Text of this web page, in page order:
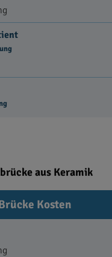
aus Keramik
Kosten